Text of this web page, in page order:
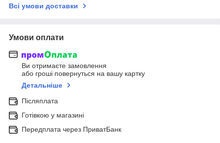
Всі умови доставки
Умови оплати
Ви отримаєте замовлення
або гроші повернуться на вашу картку
Детальніше
Післяплата
Готівкою у магазині
Передплата через ПриватБанк